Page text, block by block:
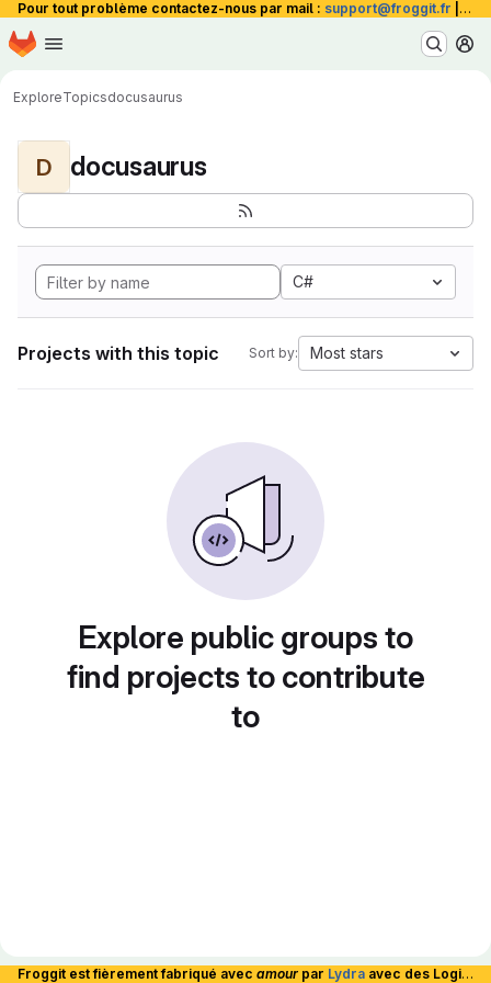
Pour tout problème contactez-nous par mail : support@froggit.fr La
Skip to main content
Homepage
ExploreTopicsdocusaurus
D docusaurus
C#
Projects with this topic Sort by: Most stars
Explore public groups to
find projects to contribute
to
Froggit est fièrement fabriqué avec amour par Lydra avec des Logiciels Libres et hébergé en